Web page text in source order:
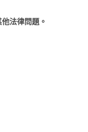
他法律問題。